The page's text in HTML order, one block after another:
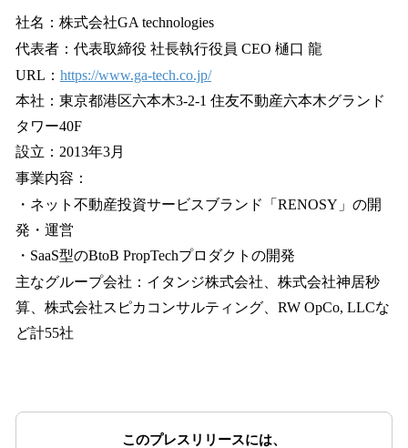
社名：株式会社GA technologies
代表者：代表取締役 社長執行役員 CEO 樋口 龍
URL： https://www.ga-tech.co.jp/
本社：東京都港区六本木3-2-1 住友不動産六本木グランド
タワー40F
設立：2013年3月
事業内容：
・ネット不動産投資サービスブランド「RENOSY」の開
発・運営
・SaaS型のBtoB PropTechプロダクトの開発
主なグループ会社：イタンジ株式会社、株式会社神居秒
算、株式会社スピカコンサルティング、RW OpCo, LLCな
ど計55社
このプレスリリースには、